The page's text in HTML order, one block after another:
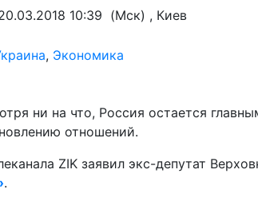
10:39 (Мск) , Киев
, Экономика
ни на что, Россия остается
отношений.
ZIK заявил экс-депутат
.